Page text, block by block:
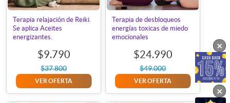
Terapia relajación de Reiki.
Se aplica Aceites
energizantes.
$9.790
$37.800
VER OFERTA
Terapia de desbloqueos
energías toxicas de miedo
emocionales
$24.990
$49.000
VER OFERTA
×
×